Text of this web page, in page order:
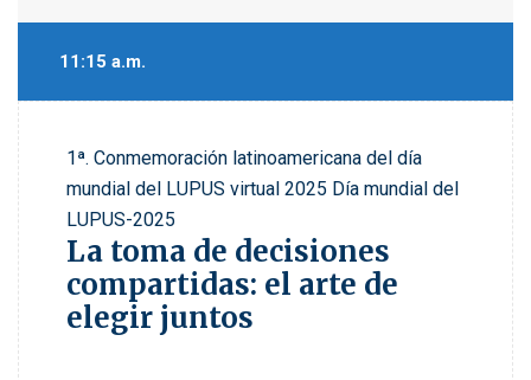
11:15 a.m.
1ª. Conmemoración latinoamericana del día
mundial del LUPUS virtual 2025 Día mundial del
LUPUS-2025
La toma de decisiones
compartidas: el arte de
elegir juntos